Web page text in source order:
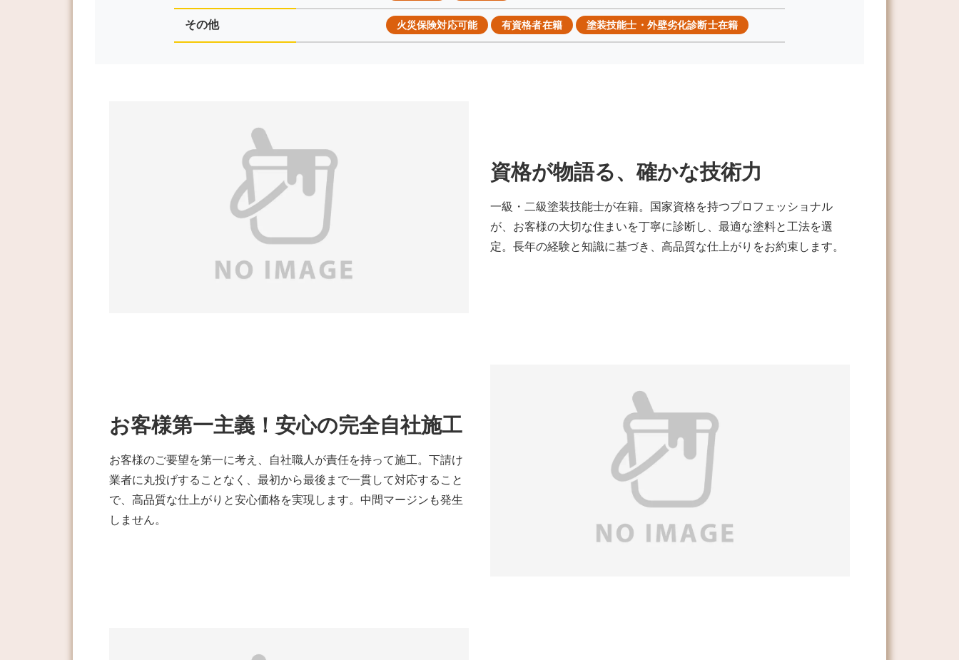
その他 火災保険対応可能 有資格者在籍 塗装技能士・外壁劣化診断士在籍
資格が物語る、確かな技術力
一級・二級塗装技能士が在籍。国家資格を持つプロフェッショナル
が、お客様の大切な住まいを丁寧に診断し、最適な塗料と工法を選
定。長年の経験と知識に基づき、高品質な仕上がりをお約束します。
お客様第一主義！安心の完全自社施工
お客様のご要望を第一に考え、自社職人が責任を持って施工。下請け
業者に丸投げすることなく、最初から最後まで一貫して対応すること
で、高品質な仕上がりと安心価格を実現します。中間マージンも発生
しません。